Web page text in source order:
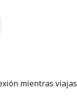
mientras viajas